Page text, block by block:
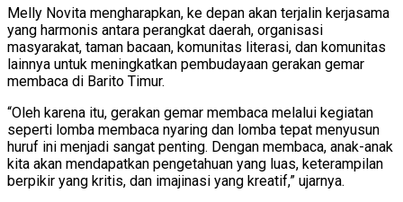
Melly Novita mengharapkan, ke depan akan terjalin kerjasama
yang harmonis antara perangkat daerah, organisasi
masyarakat, taman bacaan, komunitas literasi, dan komunitas
lainnya untuk meningkatkan pembudayaan gerakan gemar
membaca di Barito Timur.
“Oleh karena itu, gerakan gemar membaca melalui kegiatan
seperti lomba membaca nyaring dan lomba tepat menyusun
huruf ini menjadi sangat penting. Dengan membaca, anak-anak
kita akan mendapatkan pengetahuan yang luas, keterampilan
berpikir yang kritis, dan imajinasi yang kreatif,” ujarnya.